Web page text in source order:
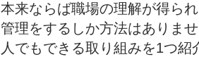
本来ならば職場の理解が得ら
管理をするしか方法はありま
人でもできる取り組みを1つ紹